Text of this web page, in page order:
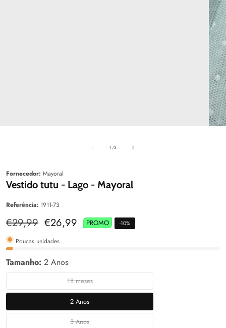
1 /de3
Fornecedor: Mayoral
Vestido tutu - Lago - Mayoral
Referência: 1911-73
Preço
normal
€29,99 Preço
venda
€26,99 PROMO -10%
Poucas unidades
Tamanho: 2 Anos
18 meses
18
meses
2 Anos
2
Anos
3 Anos